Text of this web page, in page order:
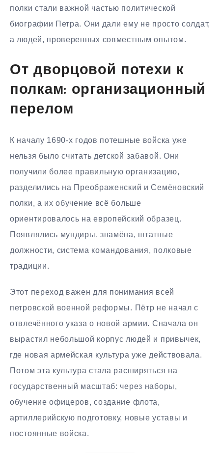
полки стали важной частью политической
биографии Петра. Они дали ему не просто солдат,
а людей, проверенных совместным опытом.
От дворцовой потехи к
полкам: организационный
перелом
К началу 1690-х годов потешные войска уже
нельзя было считать детской забавой. Они
получили более правильную организацию,
разделились на Преображенский и Семёновский
полки, а их обучение всё больше
ориентировалось на европейский образец.
Появлялись мундиры, знамёна, штатные
должности, система командования, полковые
традиции.
Этот переход важен для понимания всей
петровской военной реформы. Пётр не начал с
отвлечённого указа о новой армии. Сначала он
вырастил небольшой корпус людей и привычек,
где новая армейская культура уже действовала.
Потом эта культура стала расширяться на
государственный масштаб: через наборы,
обучение офицеров, создание флота,
артиллерийскую подготовку, новые уставы и
постоянные войска.